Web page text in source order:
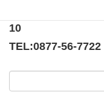
10
TEL:0877-56-7722